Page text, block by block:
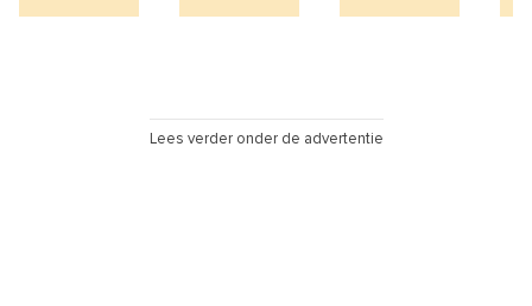
Lees verder onder de advertentie